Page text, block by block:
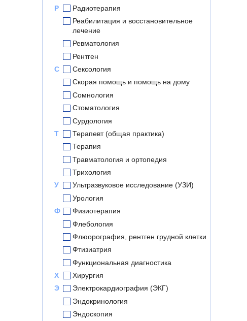
Р
Радиотерапия
Реабилитация и восстановительное
лечение
Ревматология
Рентген
С
Сексология
Скорая помощь и помощь на дому
Сомнология
Стоматология
Сурдология
Т
Терапевт (общая практика)
Терапия
Травматология и ортопедия
Трихология
У
Ультразвуковое исследование (УЗИ)
Урология
Ф
Физиотерапия
Флебология
Флюорография, рентген грудной клетки
Фтизиатрия
Функциональная диагностика
Х
Хирургия
Э
Электрокардиография (ЭКГ)
Эндокринология
Эндоскопия